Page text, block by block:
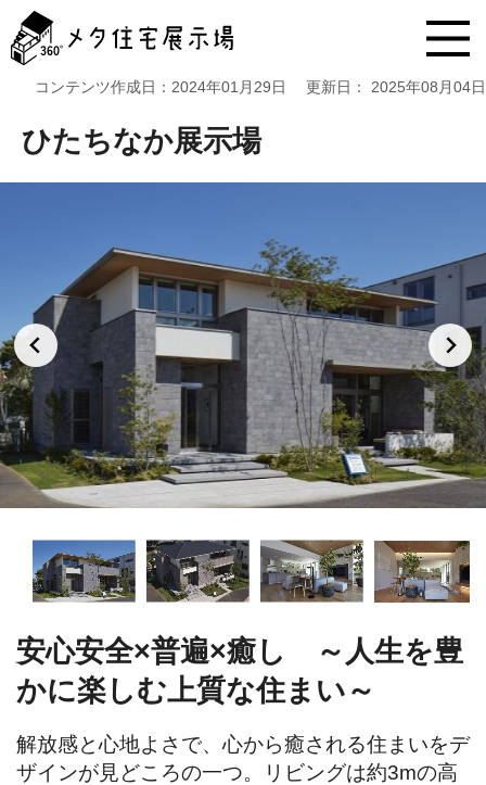
タ
住
ッ
プ
コンテンツ作成日： 2024年01月29日 更新日： 2025年08月04日
ひたちなか展示場
安心安全×普遍×癒し ～人生を豊
かに楽しむ上質な住まい～
解放感と心地よさで、心から癒される住まいをデ
ザインが見どころの一つ。リビングは約3mの高